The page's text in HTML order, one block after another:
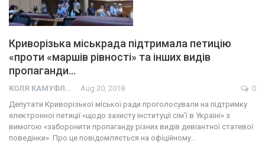
Криворізька міськрада підтримала петицію
«проти «маршів рівності» та інших видів
пропаганди…
КОЛЯ КАМУФЛЯЖ Aug 30, 2018
0
Депутати Криворізької міської ради проголосували на підтримку
електронної петиції «щодо захисту інституції сім'ї в Україні» з
вимогою «заборонити пропаганду різних видів девіантної статевої
поведінки». Про це повідомляється на офіційному…